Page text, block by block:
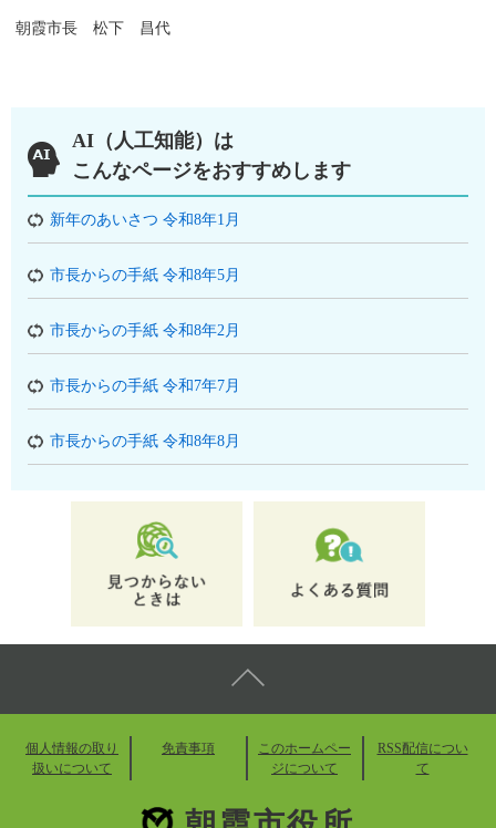
朝霞市長 松下 昌代
AI（人工知能）は
こんなページをおすすめします
新年のあいさつ 令和8年1月
市長からの手紙 令和8年5月
市長からの手紙 令和8年2月
市長からの手紙 令和7年7月
市長からの手紙 令和8年8月
個人情報の取り
扱いについて
免責事項
このホームペー
ジについて
RSS配信につい
て